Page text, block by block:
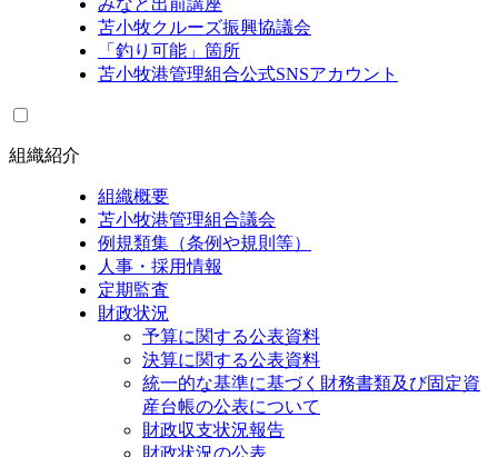
みなと出前講座
苫小牧クルーズ振興協議会
「釣り可能」箇所
苫小牧港管理組合公式SNSアカウント
組織紹介
組織概要
苫小牧港管理組合議会
例規類集（条例や規則等）
人事・採用情報
定期監査
財政状況
予算に関する公表資料
決算に関する公表資料
統一的な基準に基づく財務書類及び固定資
産台帳の公表について
財政収支状況報告
財政状況の公表